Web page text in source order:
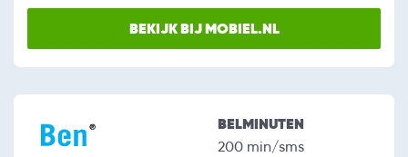
BEKIJK BIJ MOBIEL.NL
BELMINUTEN
200 min/sms